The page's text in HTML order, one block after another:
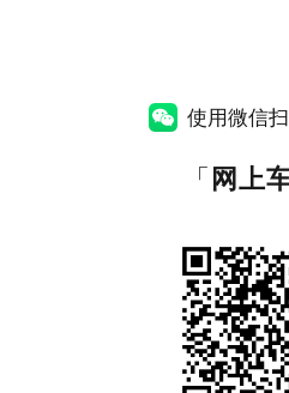
使用微信
「 网上